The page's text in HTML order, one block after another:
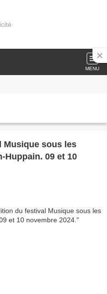
MENU
Musique sous les
Huppain. 09 et 10